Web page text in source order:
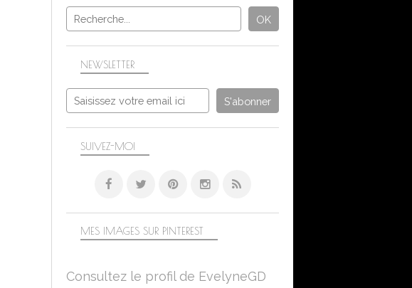
NEWSLETTER
SUIVEZ-MOI
MES IMAGES SUR PINTEREST
Consultez le profil de EvelyneGD